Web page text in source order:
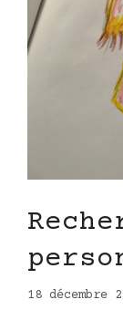
18 décembre